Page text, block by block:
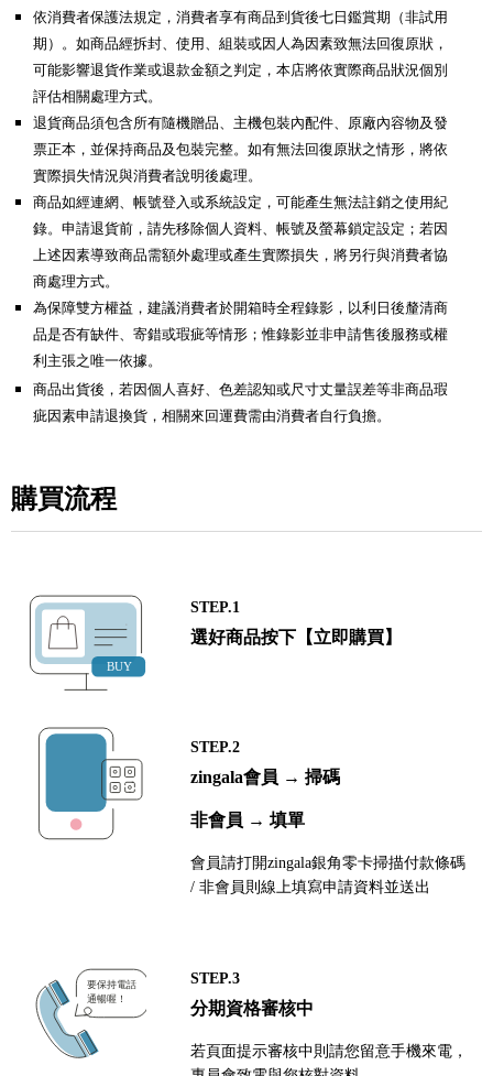
依消費者保護法規定，消費者享有商品到貨後七日鑑賞期（非試用
期）。如商品經拆封、使用、組裝或因人為因素致無法回復原狀，
可能影響退貨作業或退款金額之判定，本店將依實際商品狀況個別
評估相關處理方式。
退貨商品須包含所有隨機贈品、主機包裝內配件、原廠內容物及發
票正本，並保持商品及包裝完整。如有無法回復原狀之情形，將依
實際損失情況與消費者說明後處理。
商品如經連網、帳號登入或系統設定，可能產生無法註銷之使用紀
錄。申請退貨前，請先移除個人資料、帳號及螢幕鎖定設定；若因
上述因素導致商品需額外處理或產生實際損失，將另行與消費者協
商處理方式。
為保障雙方權益，建議消費者於開箱時全程錄影，以利日後釐清商
品是否有缺件、寄錯或瑕疵等情形；惟錄影並非申請售後服務或權
利主張之唯一依據。
商品出貨後，若因個人喜好、色差認知或尺寸丈量誤差等非商品瑕
疵因素申請退換貨，相關來回運費需由消費者自行負擔。
購買流程
STEP.1
選好商品按下【立即購買】
STEP.2
zingala會員 → 掃碼
非會員 → 填單
會員請打開zingala銀角零卡掃描付款條碼
/ 非會員則線上填寫申請資料並送出
STEP.3
分期資格審核中
若頁面提示審核中則請您留意手機來電，